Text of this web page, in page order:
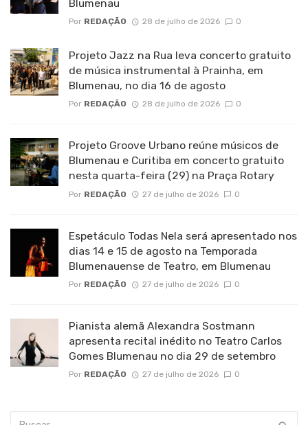
Blumenau
Por REDAÇÃO 28 de julho de 2026 0
Projeto Jazz na Rua leva concerto gratuito
de música instrumental à Prainha, em
Blumenau, no dia 16 de agosto
Por REDAÇÃO 28 de julho de 2026 0
Projeto Groove Urbano reúne músicos de
Blumenau e Curitiba em concerto gratuito
nesta quarta-feira (29) na Praça Rotary
Por REDAÇÃO 27 de julho de 2026 0
Espetáculo Todas Nela será apresentado nos
dias 14 e 15 de agosto na Temporada
Blumenauense de Teatro, em Blumenau
Por REDAÇÃO 27 de julho de 2026 0
Pianista alemã Alexandra Sostmann
apresenta recital inédito no Teatro Carlos
Gomes Blumenau no dia 29 de setembro
Por REDAÇÃO 27 de julho de 2026 0